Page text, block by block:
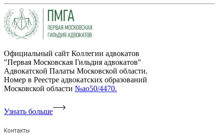
Официальный сайт Коллегии адвокатов
"Первая Московская Гильдия адвокатов"
Адвокатской Палаты Московской области.
Номер в Реестре адвокатских образований
Московской области №ао50/4470.
Узнать больше
Контакты